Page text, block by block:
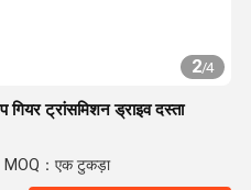
2/4
गियर ट्रांसमिशन ड्राइव दस्ता
MOQ：एक टुकड़ा